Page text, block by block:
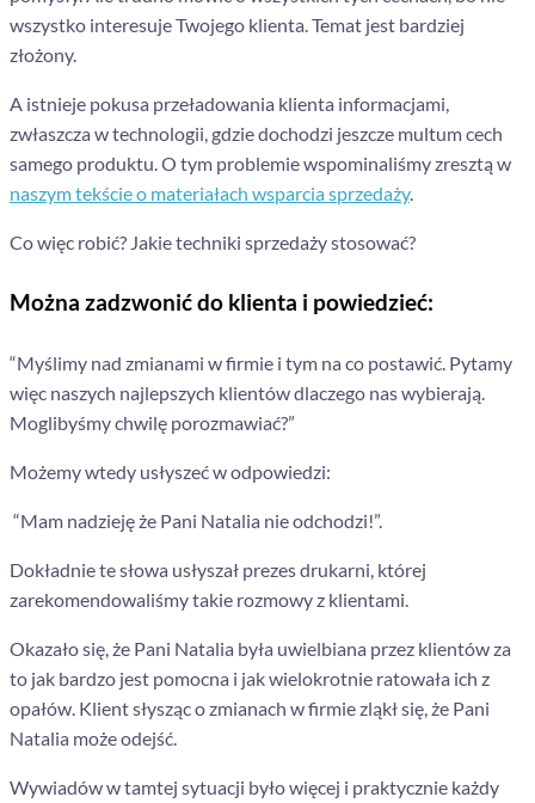
wszystko interesuje Twojego klienta. Temat jest bardziej
złożony.
A istnieje pokusa przeładowania klienta informacjami,
zwłaszcza w technologii, gdzie dochodzi jeszcze multum cech
samego produktu. O tym problemie wspominaliśmy zresztą w
naszym tekście o materiałach wsparcia sprzedaży.
Co więc robić? Jakie techniki sprzedaży stosować?
Można zadzwonić do klienta i powiedzieć:
“Myślimy nad zmianami w firmie i tym na co postawić. Pytamy
więc naszych najlepszych klientów dlaczego nas wybierają.
Moglibyśmy chwilę porozmawiać?”
Możemy wtedy usłyszeć w odpowiedzi:
“Mam nadzieję że Pani Natalia nie odchodzi!”.
Dokładnie te słowa usłyszał prezes drukarni, której
zarekomendowaliśmy takie rozmowy z klientami.
Okazało się, że Pani Natalia była uwielbiana przez klientów za
to jak bardzo jest pomocna i jak wielokrotnie ratowała ich z
opałów. Klient słysząc o zmianach w firmie zląkł się, że Pani
Natalia może odejść.
Wywiadów w tamtej sytuacji było więcej i praktycznie każdy